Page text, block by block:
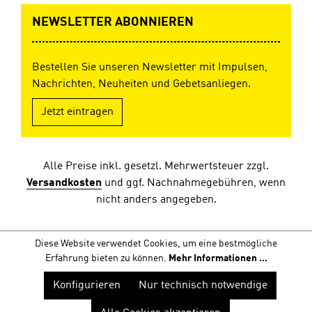
NEWSLETTER ABONNIEREN
Bestellen Sie unseren Newsletter mit Impulsen,
Nachrichten, Neuheiten und Gebetsanliegen.
Jetzt eintragen
Alle Preise inkl. gesetzl. Mehrwertsteuer zzgl.
Versandkosten und ggf. Nachnahmegebühren, wenn
nicht anders angegeben.
Diese Website verwendet Cookies, um eine bestmögliche
Erfahrung bieten zu können. Mehr Informationen ...
Nur technisch notwendige
Konfigurieren